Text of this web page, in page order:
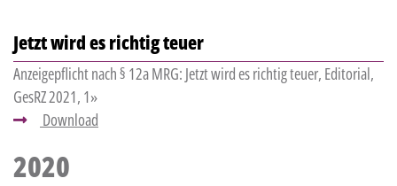
Jetzt wird es richtig teuer
Anzeigepflicht nach § 12a MRG: Jetzt wird es richtig teuer, Editorial,
GesRZ 2021, 1»
Download
2020